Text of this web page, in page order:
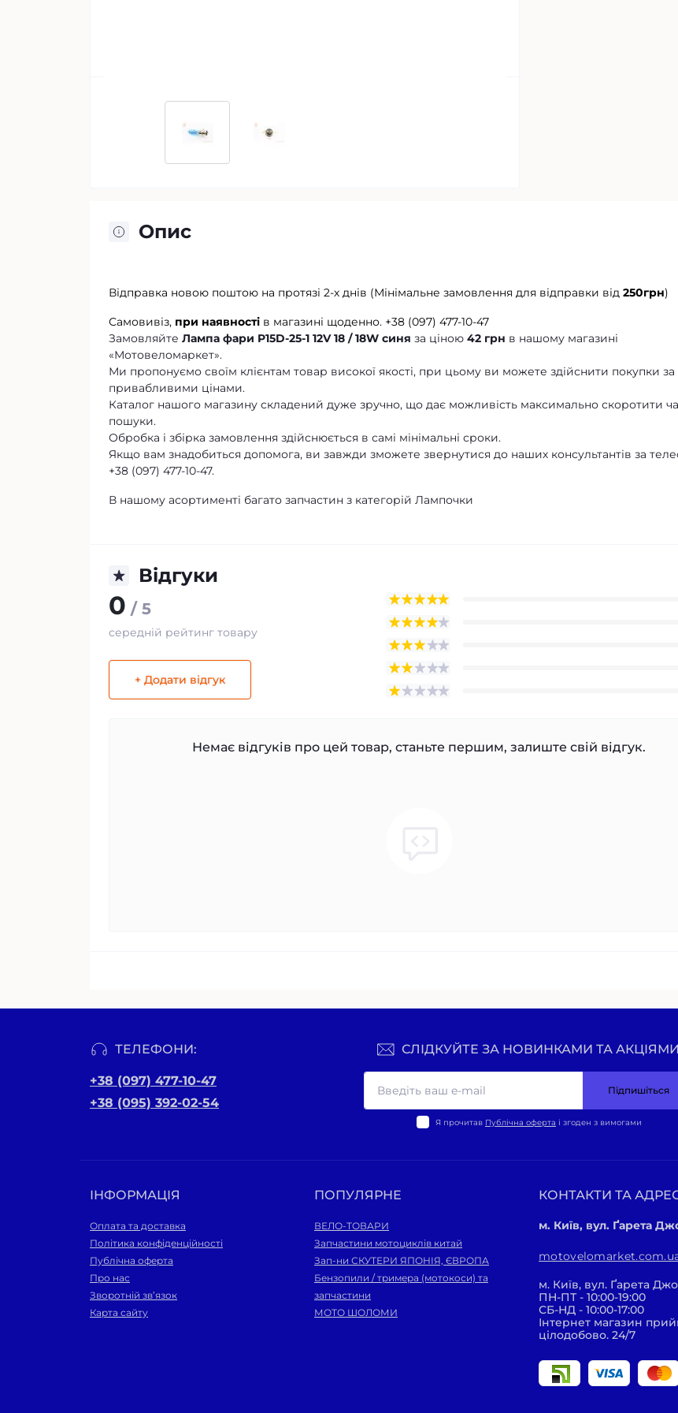
Опис
Відправка новою поштою на протязі 2-х днів (Мінімальне замовлення для відправки від 250грн)
Самовивіз, при наявності в магазині щоденно. +38 (097) 477-10-47
Замовляйте Лампа фари P15D-25-1 12V 18 / 18W синя за ціною 42 грн в нашому магазині
«Мотовеломаркет».
Ми пропонуємо своїм клієнтам товар високої якості, при цьому ви можете здійснити покупки
привабливими цінами.
Каталог нашого магазину складений дуже зручно, що дає можливість максимально скоротити
пошуки.
Обробка і збірка замовлення здійснюється в самі мінімальні сроки.
Якщо вам знадобиться допомога, ви завжди зможете звернутися до наших консультантів за
+38 (097) 477-10-47.
В нашому асортименті багато запчастин з категорій Лампочки
Відгуки
0 / 5
середній рейтинг товару
+ Додати відгук
Немає відгуків про цей товар, станьте першим, залиште свій відгук.
ТЕЛЕФОНИ:
+38 (097) 477-10-47
+38 (095) 392-02-54
СЛІДКУЙТЕ ЗА НОВИНКАМИ ТА
Підпишіться
Я прочитав Публічна оферта і згоден з вимогами
ІНФОРМАЦІЯ
Оплата та доставка
Політика конфіденційності
Публічна оферта
Про нас
Зворотній зв’язок
Карта сайту
ПОПУЛЯРНЕ
ВЕЛО-ТОВАРИ
Запчастини мотоциклів китай
Зап-ни СКУТЕРИ ЯПОНІЯ, ЄВРОПА
Бензопили / тримера (мотокоси) та
запчастини
МОТО ШОЛОМИ
КОНТАКТИ ТА
м. Київ, вул. Ґарета
м. Київ, вул. Ґарета
ПН-ПТ - 10:00-19:00
СБ-НД - 10:00-17:00
Інтернет магазин
цілодобово. 24/7